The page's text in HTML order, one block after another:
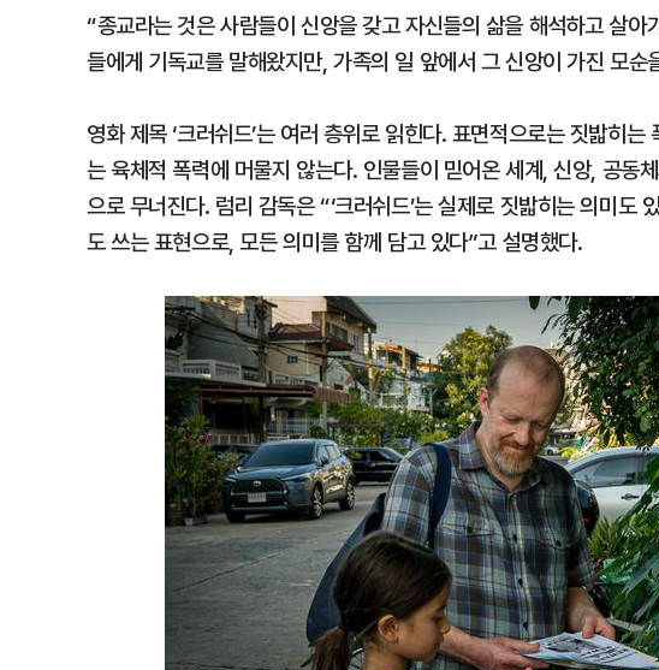
“종교라는 것은 사람들이 신앙을 갖고 자신들의 삶을 해석하고 살
들에게 기독교를 말해왔지만, 가족의 일 앞에서 그 신앙이 가진 모순
영화 제목 ‘크러쉬드’는 여러 층위로 읽힌다. 표면적으로는 짓밟히
는 육체적 폭력에 머물지 않는다. 인물들이 믿어온 세계, 신앙, 공동
으로 무너진다. 럼리 감독은 “‘크러쉬드’는 실제로 짓밟히는 의미도
도 쓰는 표현으로, 모든 의미를 함께 담고 있다”고 설명했다.